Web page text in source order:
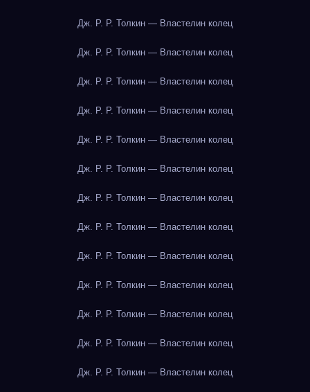
Дж. Р. Р. Толкин — Властелин колец
Дж. Р. Р. Толкин — Властелин колец
Дж. Р. Р. Толкин — Властелин колец
Дж. Р. Р. Толкин — Властелин колец
Дж. Р. Р. Толкин — Властелин колец
Дж. Р. Р. Толкин — Властелин колец
Дж. Р. Р. Толкин — Властелин колец
Дж. Р. Р. Толкин — Властелин колец
Дж. Р. Р. Толкин — Властелин колец
Дж. Р. Р. Толкин — Властелин колец
Дж. Р. Р. Толкин — Властелин колец
Дж. Р. Р. Толкин — Властелин колец
Дж. Р. Р. Толкин — Властелин колец